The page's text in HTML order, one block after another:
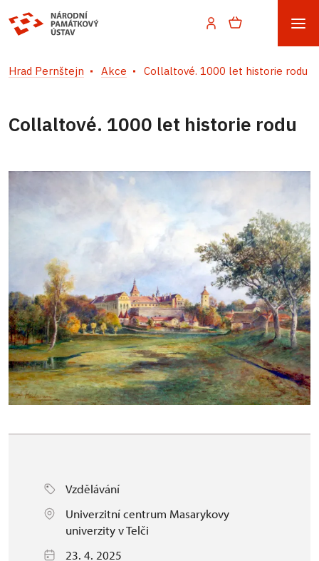
Hrad Pernštejn Akce Collaltové. 1000 let historie rodu
Collaltové. 1000 let historie rodu
Vzdělávání
Univerzitní centrum Masarykovy
univerzity v Telči
23. 4. 2025